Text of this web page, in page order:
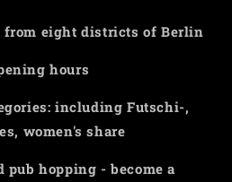
from eight districts of Berlin
hours
including Futschi-,
women's share
hopping - become a